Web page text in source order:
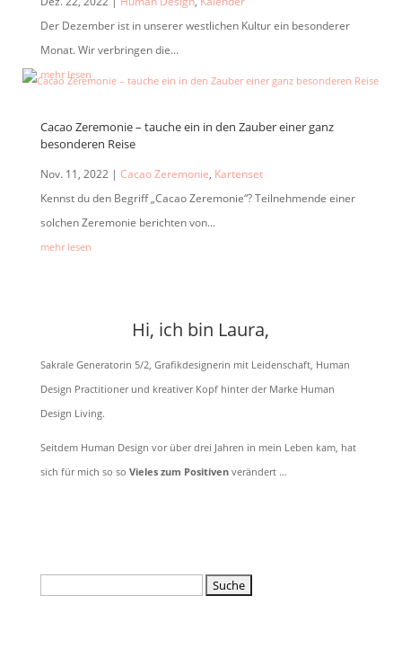
Der Dezember ist in unserer westlichen Kultur ein besonderer
Monat. Wir verbringen die...
mehr lesen
Cacao Zeremonie – tauche ein in den Zauber einer ganz
besonderen Reise
Nov. 11, 2022| Cacao Zeremonie, Kartenset
Kennst du den Begriff „Cacao Zeremonie“? Teilnehmende einer
solchen Zeremonie berichten von...
mehr lesen
Hi, ich bin Laura,
Sakrale Generatorin 5/2, Grafikdesignerin mit Leidenschaft, Human
Design Practitioner und kreativer Kopf hinter der Marke Human
Design Living.
Seitdem Human Design vor über drei Jahren in mein Leben kam, hat
sich für mich so so Vieles zum Positivenverändert …